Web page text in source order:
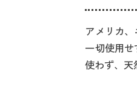
アメリカ
一切使用
使わず、天